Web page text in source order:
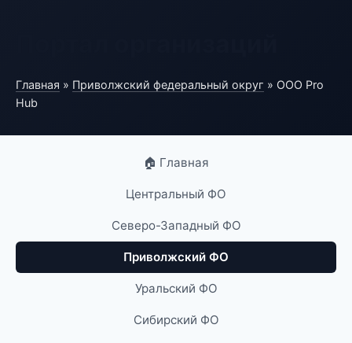
Главная » Приволжский федеральный округ » ООО Pro
Hub
🏠 Главная
Центральный ФО
Северо-Западный ФО
Приволжский ФО
Уральский ФО
Сибирский ФО